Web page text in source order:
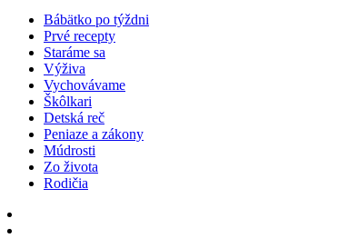
Bábätko po týždni
Prvé recepty
Staráme sa
Výživa
Vychovávame
Škôlkari
Detská reč
Peniaze a zákony
Múdrosti
Zo života
Rodičia